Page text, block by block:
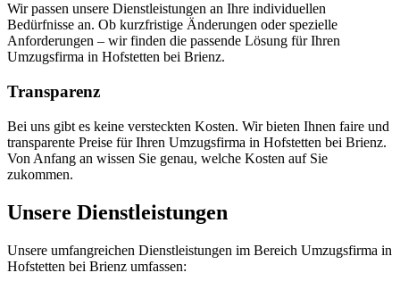
Wir passen unsere Dienstleistungen an Ihre individuellen
Bedürfnisse an. Ob kurzfristige Änderungen oder spezielle
Anforderungen – wir finden die passende Lösung für Ihren
Umzugsfirma in Hofstetten bei Brienz.
Transparenz
Bei uns gibt es keine versteckten Kosten. Wir bieten Ihnen faire und
transparente Preise für Ihren Umzugsfirma in Hofstetten bei Brienz.
Von Anfang an wissen Sie genau, welche Kosten auf Sie
zukommen.
Unsere Dienstleistungen
Unsere umfangreichen Dienstleistungen im Bereich Umzugsfirma in
Hofstetten bei Brienz umfassen: